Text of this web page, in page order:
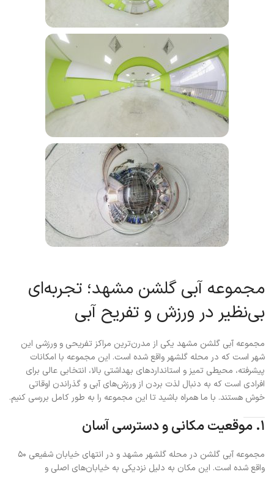
مجموعه آبی گلشن مشهد؛ تجربه‌ای
بی‌نظیر در ورزش و تفریح آبی
مجموعه آبی گلشن مشهد یکی از مدرن‌ترین مراکز تفریحی و ورزشی این
شهر است که در محله گلشهر واقع شده است. این مجموعه با امکانات
پیشرفته، محیطی تمیز و استانداردهای بهداشتی بالا، انتخابی عالی برای
افرادی است که به دنبال لذت بردن از ورزش‌های آبی و گذراندن اوقاتی
خوش هستند. با ما همراه باشید تا این مجموعه را به طور کامل بررسی کنیم.
۱. موقعیت مکانی و دسترسی آسان
مجموعه آبی گلشن در محله گلشهر مشهد و در انتهای خیابان شفیعی ۵۰
واقع شده است. این مکان به دلیل نزدیکی به خیابان‌های اصلی و